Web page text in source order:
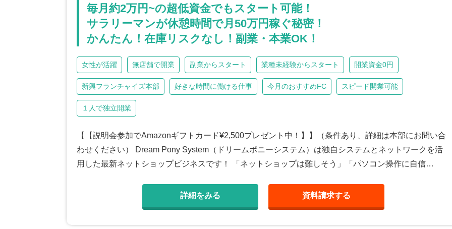
毎月約2万円~の超低資金でもスタート可能！
サラリーマンが休憩時間で月50万円稼ぐ秘密！
かんたん！在庫リスクなし！副業・本業OK！
女性が活躍 無店舗で開業 副業からスタート 業種未経験からスタート 開業資金0円
新興フランチャイズ本部 好きな時間に働ける仕事 今月のおすすめFC スピード開業可能
１人で独立開業
【【説明会参加でAmazonギフトカード¥2,500プレゼント中！】】（条件あり、詳細は本部にお問い合
わせください） Dream Pony System（ドリームポニーシステム）は独自システムとネットワークを活
用した最新ネットショップビジネスです！ 「ネットショップは難しそう」「パソコン操作に自信…
詳細をみる 資料請求する